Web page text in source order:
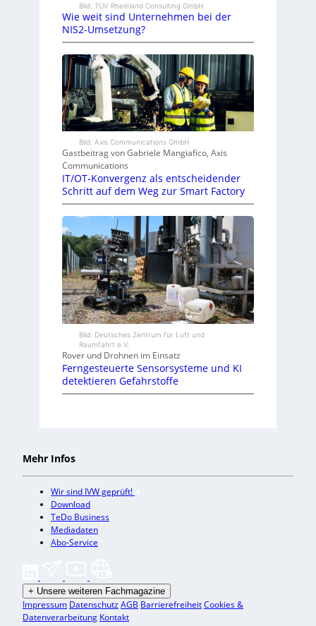
Bild: TÜV Rheinland Consulting GmbH
Wie weit sind Unternehmen bei der
NIS2-Umsetzung?
Bild: Axis Communications GmbH
Gastbeitrag von Gabriele Mangiafico, Axis
Communications
IT/OT-Konvergenz als entscheidender
Schritt auf dem Weg zur Smart Factory
Bild: Deutsches Zentrum für Luft und
Raumfahrt e.V.
Rover und Drohnen im Einsatz
Ferngesteuerte Sensorsysteme und KI
detektieren Gefahrstoffe
Mehr Infos
Wir sind IVW geprüft!
Download
TeDo Business
Mediadaten
Abo-Service
+ Unsere weiteren Fachmagazine
Impressum DatenschutzAGB BarrierefreiheitCookies &
Datenverarbeitung Kontakt